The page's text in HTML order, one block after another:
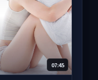
07:45